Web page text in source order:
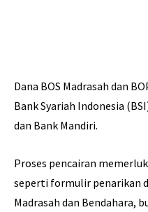
Dana BOS Madrasah dan
Bank Syariah Indonesia
dan Bank Mandiri.
Proses pencairan
seperti formulir penarikan
Madrasah dan Bendahara,